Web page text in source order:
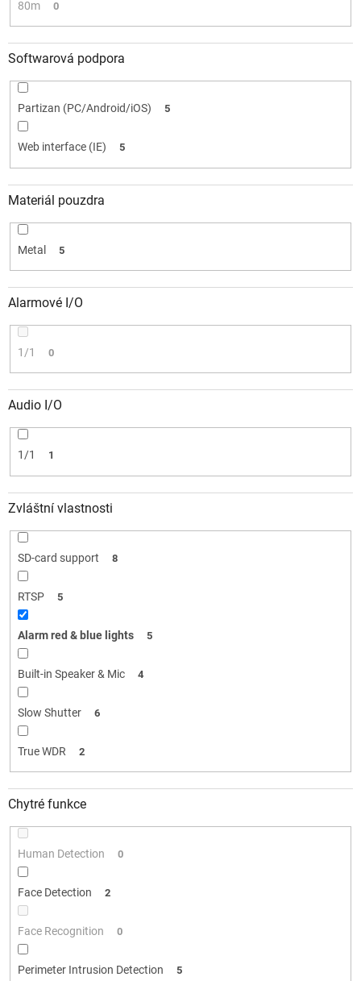
80m 0
Softwarová podpora
Partizan (PC/Android/iOS) 5
Web interface (IE) 5
Materiál pouzdra
Metal 5
Alarmové I/O
1/1 0
Audio I/O
1/1 1
Zvláštní vlastnosti
SD-card support 8
RTSP 5
Alarm red & blue lights 5
Built-in Speaker & Mic 4
Slow Shutter 6
True WDR 2
Chytré funkce
Human Detection 0
Face Detection 2
Face Recognition 0
Perimeter Intrusion Detection 5